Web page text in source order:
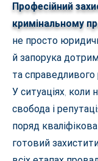
Професійний
кримінальному
не просто
й запорука
та справедливого
У ситуаціях, коли
свобода і
поряд
готовий